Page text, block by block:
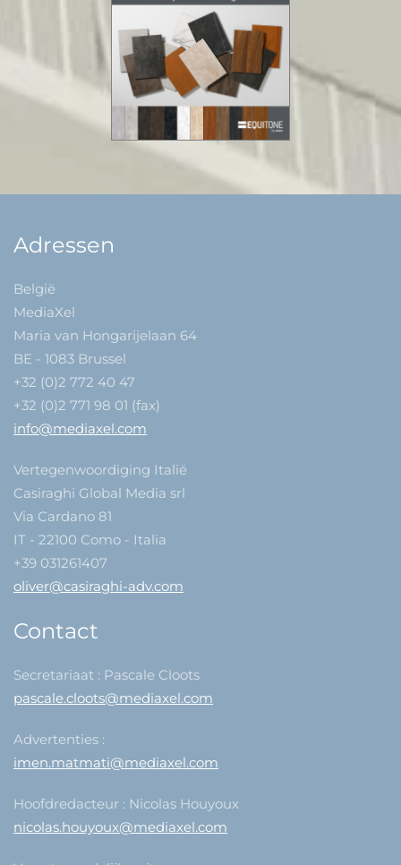
Adressen
België
MediaXel
Maria van Hongarijelaan 64
BE - 1083 Brussel
+32 (0)2 772 40 47
+32 (0)2 771 98 01 (fax)
info@mediaxel.com
Vertegenwoordiging Italië
Casiraghi Global Media srl
Via Cardano 81
IT - 22100 Como - Italia
+39 031261407
oliver@casiraghi-adv.com
Contact
Secretariaat : Pascale Cloots
pascale.cloots@mediaxel.com
Advertenties :
imen.matmati@mediaxel.com
Hoofdredacteur : Nicolas Houyoux
nicolas.houyoux@mediaxel.com